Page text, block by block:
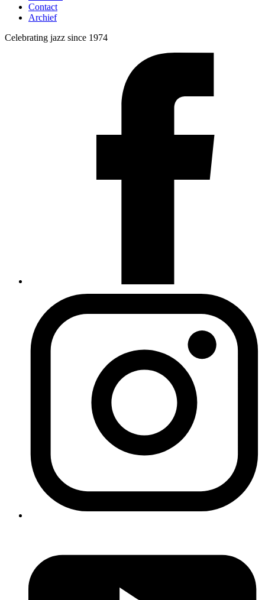
Contact
Archief
Celebrating jazz since 1974